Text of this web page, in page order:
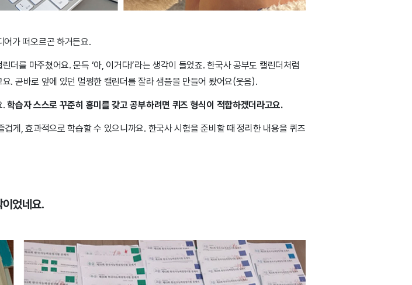
어가 떠오르곤 하거든요.
를 마주쳤어요. 문득 ‘아, 이거다!’라는 생각이 들었죠. 한국사 공부도 캘린더처럼
. 곧바로 앞에 있던 멀쩡한 캘린더를 잘라 샘플을 만들어 봤어요(웃음).
.학습자 스스로 꾸준히 흥미를 갖고 공부하려면 퀴즈 형식이 적합하겠더라고요.
게, 효과적으로 학습할 수 있으니까요. 한국사 시험을 준비할 때 정리한 내용을 퀴즈
었네요.